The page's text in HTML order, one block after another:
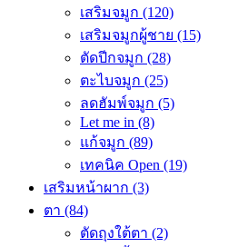
เสริมจมูก (120)
เสริมจมูกผู้ชาย (15)
ตัดปีกจมูก (28)
ตะไบจมูก (25)
ลดฮัมพ์จมูก (5)
Let me in (8)
แก้จมูก (89)
เทคนิค Open (19)
เสริมหน้าผาก (3)
ตา (84)
ตัดถุงใต้ตา (2)